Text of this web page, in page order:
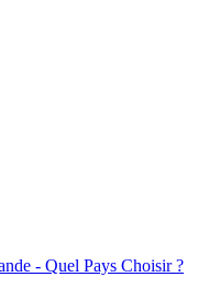
événements
les plus
En combinant
le Laos
projet MICE de
les meilleurs hôtels